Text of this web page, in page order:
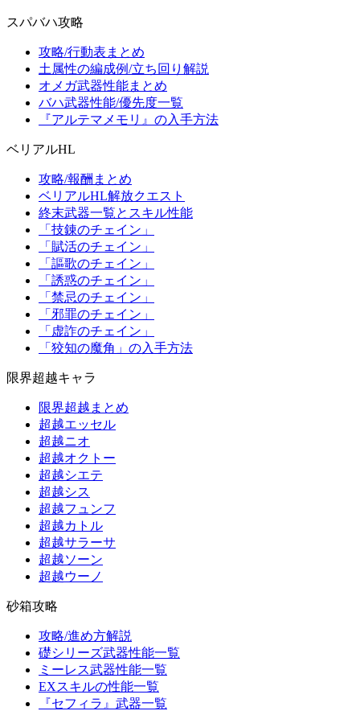
スパバハ攻略
攻略/行動表まとめ
土属性の編成例/立ち回り解説
オメガ武器性能まとめ
バハ武器性能/優先度一覧
『アルテマメモリ』の入手方法
ベリアルHL
攻略/報酬まとめ
ベリアルHL解放クエスト
終末武器一覧とスキル性能
「技錬のチェイン」
「賦活のチェイン」
「謳歌のチェイン」
「誘惑のチェイン」
「禁忌のチェイン」
「邪罪のチェイン」
「虚詐のチェイン」
「狡知の魔角」の入手方法
限界超越キャラ
限界超越まとめ
超越エッセル
超越ニオ
超越オクトー
超越シエテ
超越シス
超越フュンフ
超越カトル
超越サラーサ
超越ソーン
超越ウーノ
砂箱攻略
攻略/進め方解説
礎シリーズ武器性能一覧
ミーレス武器性能一覧
EXスキルの性能一覧
『セフィラ』武器一覧